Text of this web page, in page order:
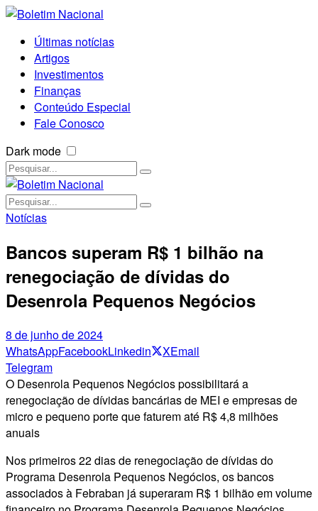
Últimas notícias
Artigos
Investimentos
Finanças
Conteúdo Especial
Fale Conosco
Dark mode
Notícias
Bancos superam R$ 1 bilhão na
renegociação de dívidas do
Desenrola Pequenos Negócios
8 de junho de 2024
WhatsAppFacebookLinkedin XEmail
Telegram
O Desenrola Pequenos Negócios possibilitará a
renegociação de dívidas bancárias de MEI e empresas de
micro e pequeno porte que faturem até R$ 4,8 milhões
anuais
Nos primeiros 22 dias de renegociação de dívidas do
Programa Desenrola Pequenos Negócios, os bancos
associados à Febraban já superaram R$ 1 bilhão em volume